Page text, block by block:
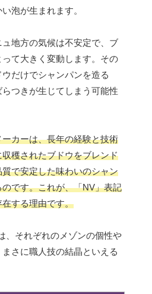
泡が生まれます。
地方の気候は不安定で、ブ
って大きく変動します。その
だけでシャンパンを造る
つきが生じてしまう可能性
カーは、長年の経験と技術
穫されたブドウをブレンド
で安定した味わいのシャン
です。これが、「NV」表記
する理由です。
、それぞれのメゾンの個性や
さに職人技の結晶といえる